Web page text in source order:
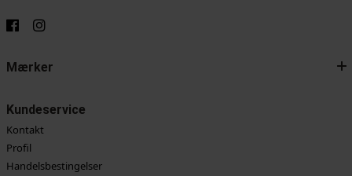
Mærker
Kundeservice
Kontakt
Profil
Handelsbestingelser